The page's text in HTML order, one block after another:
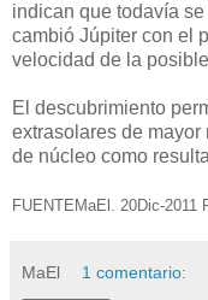
indican que todavía
cambió Júpiter con el
velocidad de la
El descubrimiento
extrasolares de
de núcleo como
FUENTEMaEl. 20Dic-2011
MaEl 1 comentario: